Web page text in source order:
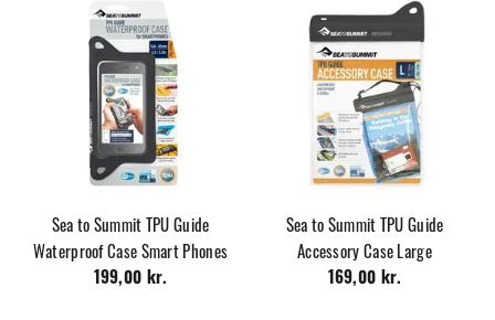
Sea to Summit TPU Guide
Waterproof Case Smart Phones
199,00 kr.
Sea to Summit TPU Guide
Accessory Case Large
169,00 kr.